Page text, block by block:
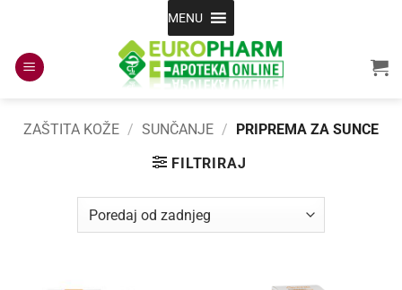
content
MENU
ZAŠTITA KOŽE / SUNČANJE / PRIPREMA ZA SUNCE
FILTRIRAJ